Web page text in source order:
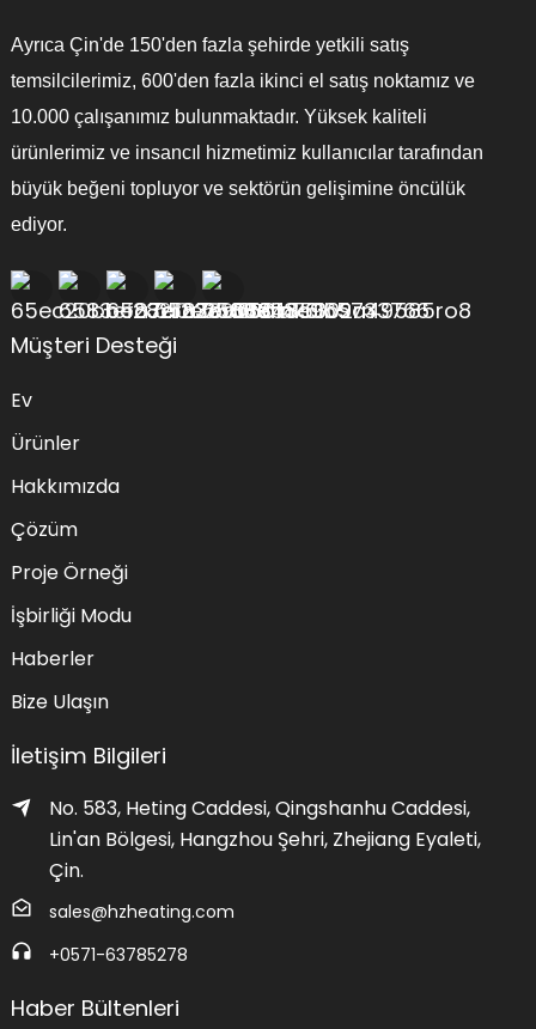
Ayrıca Çin'de 150'den fazla şehirde yetkili satış
temsilcilerimiz, 600'den fazla ikinci el satış noktamız ve
10.000 çalışanımız bulunmaktadır. Yüksek kaliteli
ürünlerimiz ve insancıl hizmetimiz kullanıcılar tarafından
büyük beğeni topluyor ve sektörün gelişimine öncülük
ediyor.
Müşteri Desteği
Ev
Ürünler
Hakkımızda
Çözüm
Proje Örneği
İşbirliği Modu
Haberler
Bize Ulaşın
İletişim Bilgileri
No. 583, Heting Caddesi, Qingshanhu Caddesi,
Lin'an Bölgesi, Hangzhou Şehri, Zhejiang Eyaleti,
Çin.
sales@hzheating.com
+0571-63785278
Haber Bültenleri